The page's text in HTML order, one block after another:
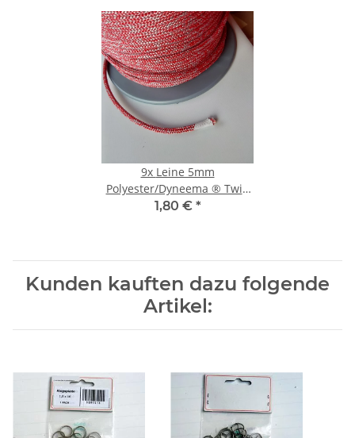
9x Leine 5mm
Polyester/Dyneema ® Twin
rot
1,80 € *
Kunden kauften dazu folgende
Artikel: